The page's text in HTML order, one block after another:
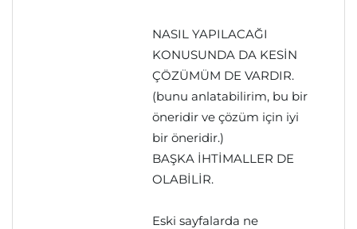
NASIL YAPILACAĞI
KONUSUNDA DA KESİN
ÇÖZÜMÜM DE VARDIR.
(bunu anlatabilirim, bu bir
öneridir ve çözüm için iyi
bir öneridir.)
BAŞKA İHTİMALLER DE
OLABİLİR.
Eski sayfalarda ne